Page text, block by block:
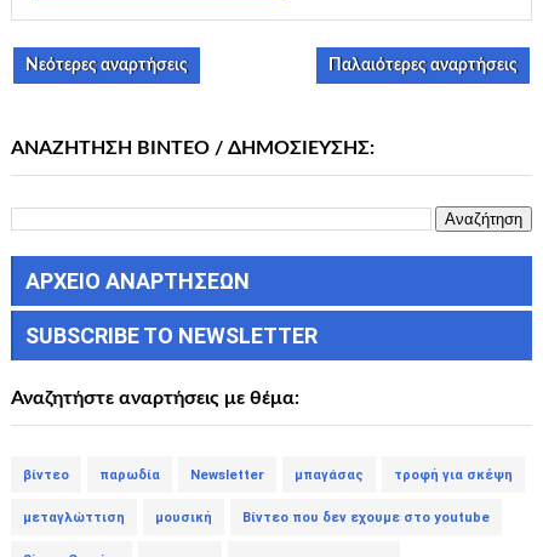
Νεότερες αναρτήσεις Παλαιότερες αναρτήσεις
ΑΝΑΖΗΤΗΣΗ ΒΙΝΤΕΟ / ΔΗΜΟΣΙΕΥΣΗΣ:
ΑΡΧΕΙΟ ΑΝΑΡΤΗΣΕΩΝ
SUBSCRIBE TO NEWSLETTER
Αναζητήστε αναρτήσεις με θέμα:
βίντεο παρωδία Newsletter μπαγάσας τροφή για σκέψη
μεταγλώττιση μουσική Βίντεο που δεν εχουμε στο youtube